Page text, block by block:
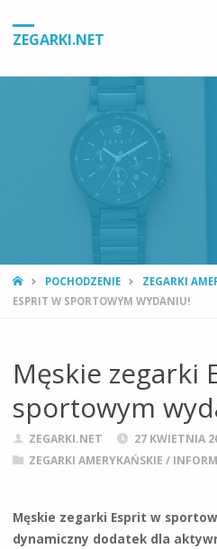
ZEGARKI.NET
STRONA
GŁÓWNA
POCHODZENIE ZEGARKI
ESPRIT W SPORTOWYM WYDANIU!
Męskie zegarki
sportowym
ZEGARKI.NET
27 KWIETNIA
ZEGARKI AMERYKAŃSKIE /
Męskie zegarki Esprit w
dynamiczny dodatek dla